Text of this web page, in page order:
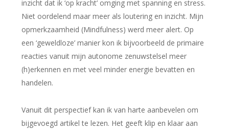
inzicht dat ik ‘op kracht’ omging met spanning en stress.
Niet oordelend maar meer als loutering en inzicht. Mijn
opmerkzaamheid (Mindfulness) werd meer alert. Op
een ‘geweldloze’ manier kon ik bijvoorbeeld de primaire
reacties vanuit mijn autonome zenuwstelsel meer
(h)erkennen en met veel minder energie bevatten en
handelen.
Vanuit dit perspectief kan ik van harte aanbevelen om
bijgevoegd artikel te lezen. Het geeft klip en klaar aan